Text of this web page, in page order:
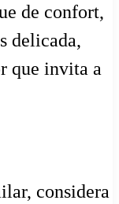
de confort,
delicada,
que invita a
considera